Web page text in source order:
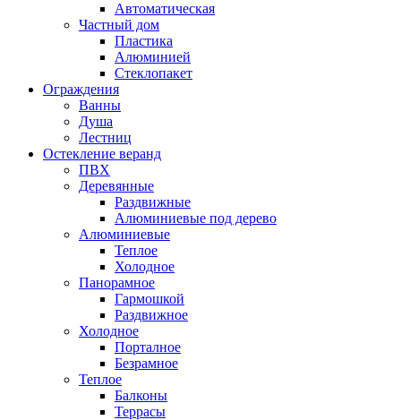
Автоматическая
Частный дом
Пластика
Алюминией
Стеклопакет
Ограждения
Ванны
Душа
Лестниц
Остекление веранд
ПВХ
Деревянные
Раздвижные
Алюминиевые под дерево
Алюминиевые
Теплое
Холодное
Панорамное
Гармошкой
Раздвижное
Холодное
Порталное
Безрамное
Теплое
Балконы
Террасы